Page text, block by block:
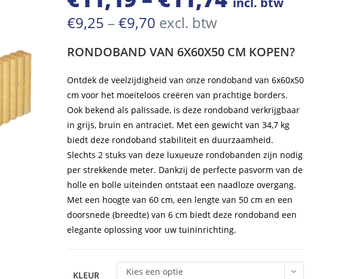
€11,74
€9,25 – €9,70 Prijsklasse:
€9,25
€9,70
excl. btw
RONDOBAND VAN 6X60X50 CM KOPEN?
Ontdek de veelzijdigheid van onze rondoband van 6x60x50
cm voor het moeiteloos creëren van prachtige borders.
Ook bekend als palissade, is deze rondoband verkrijgbaar
in grijs, bruin en antraciet. Met een gewicht van 34,7 kg
biedt deze rondoband stabiliteit en duurzaamheid.
Slechts 2 stuks van deze luxueuze rondobanden zijn nodig
per strekkende meter. Dankzij de perfecte pasvorm van de
holle en bolle uiteinden ontstaat een naadloze overgang.
Met een hoogte van 60 cm, een lengte van 50 cm en een
doorsnede (breedte) van 6 cm biedt deze rondoband een
elegante oplossing voor uw tuininrichting.
KLEUR Kies een optie